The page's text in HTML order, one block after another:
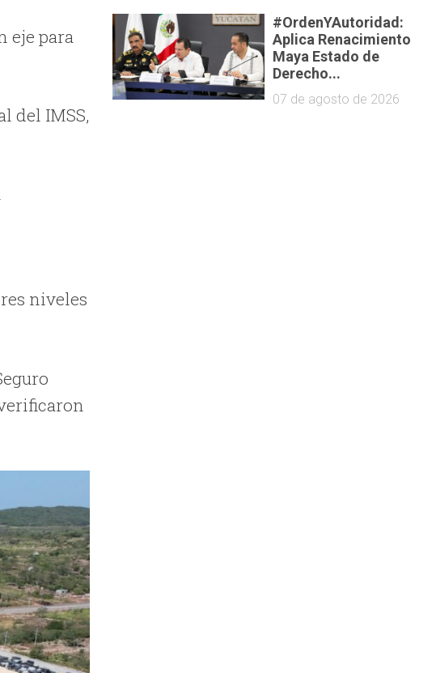
eje para
del IMSS,
niveles
#OrdenYAutoridad:
Aplica Renacimiento
Maya Estado de
Derecho...
07 de agosto de 2026